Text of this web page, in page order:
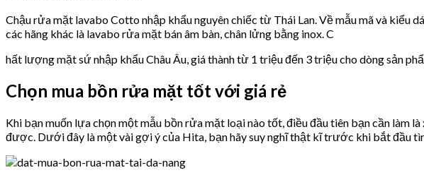
Chậu rửa mặt lavabo Cotto nhập khẩu nguyên chiếc từ Thái Lan. Về mẫu mã và kiểu
các hãng khác là lavabo rửa mặt bán âm bàn, chân lửng bằng inox. C
hất lượng mặt sứ nhập khẩu Châu Âu, giá thành từ 1 triệu đến 3 triệu cho dòng sản
Chọn mua bồn rửa mặt tốt với giá rẻ
Khi bạn muốn lựa chọn một mẫu bồn rửa mặt loại nào tốt, điều đầu tiên bạn cần làm
được. Dưới đây là một vài gợi ý của Hita, bạn hãy suy nghĩ thật kĩ trước khi bắt đầu